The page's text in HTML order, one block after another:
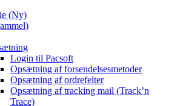
(Ny)
Login til Pacsoft
Opsætning af forsendelsesmetoder
Opsætning af ordrefelter
Opsætning af tracking mail (Track’n
Trace)